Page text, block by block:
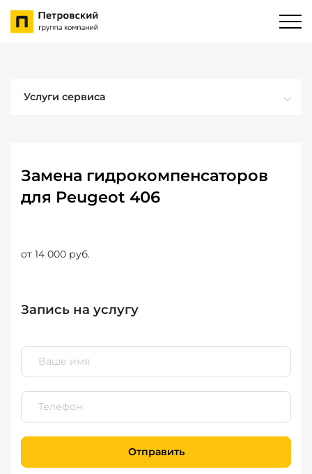
Услуги сервиса
Замена гидрокомпенсаторов
для Peugeot 406
от 14 000 руб.
Запись на услугу
Отправить